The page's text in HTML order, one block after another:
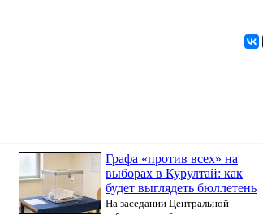
Графа «против всех» на
выборах в Курултай: как
будет выглядеть бюллетень
На заседании Центральной